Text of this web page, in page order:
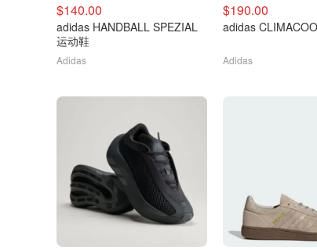
$140.00
adidas HANDBALL SPEZIAL
运动鞋
Adidas
$190.00
adidas
Adidas